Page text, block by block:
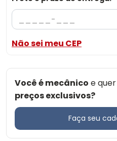
Não sei meu CEP
Você é mecânico e
preços exclusivos?
Faça seu